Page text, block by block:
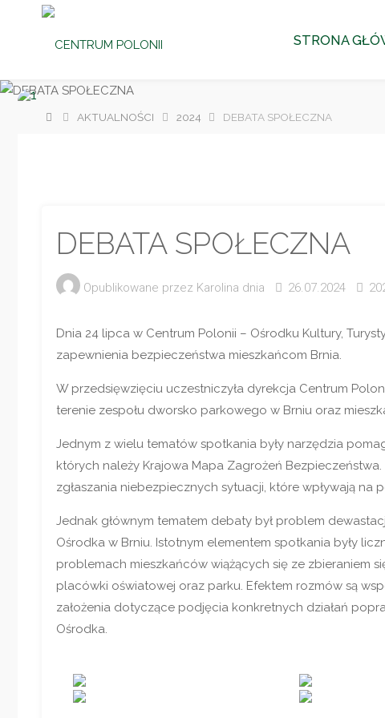
w Brniu
STRONA
StronaAKTUALNOŚCI 2024 DEBATA SPOŁECZNA
DEBATA SPOŁECZNA
Opublikowane przez Karolina dnia 26.07.2024
Dnia 24 lipca w Centrum Polonii – Ośrodku Kultury,
zapewnienia bezpieczeństwa mieszkańcom Brnia.
W przedsięwzięciu uczestniczyła dyrekcja Centrum
terenie zespołu dworsko parkowego w Brniu oraz
Jednym z wielu tematów spotkania były narzędzia
których należy Krajowa Mapa Zagrożeń
zgłaszania niebezpiecznych sytuacji, które wpływają
Jednak głównym tematem debaty był problem
Ośrodka w Brniu. Istotnym elementem spotkania były
problemach mieszkańców wiążących się ze zbieraniem
placówki oświatowej oraz parku. Efektem rozmów są
założenia dotyczące podjęcia konkretnych działań
Ośrodka.